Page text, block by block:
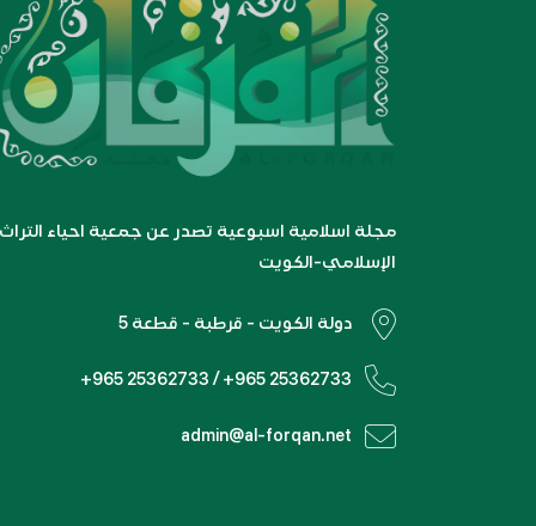
مجلة اسلامية اسبوعية تصدر عن جمعية احياء التراث
الإسلامي-الكويت
دولة الكويت - قرطبة - قطعة 5
+965 25362733 / +965 25362733
admin@al-forqan.net